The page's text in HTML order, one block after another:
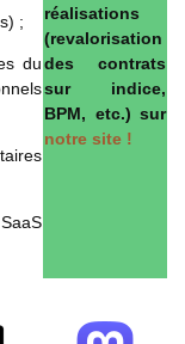
;
du
réalisations
(revalorisation
des contrats
sur indice,
BPM, etc.) sur
notre site !